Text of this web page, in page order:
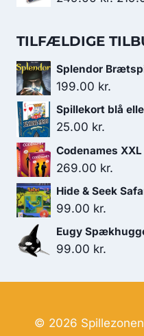
pris
TILFÆLDIGE
Splendor
199.00 kr.
Spillekort blå
25.00 kr.
Codenames XXL
269.00 kr.
Hide & Seek
99.00 kr.
Eugy
99.00 kr.
© 2026